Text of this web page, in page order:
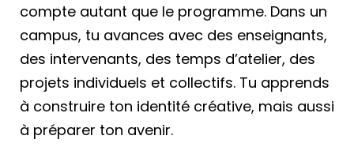
compte autant que le programme. Dans un
campus, tu avances avec des enseignants,
des intervenants, des temps d’atelier, des
projets individuels et collectifs. Tu apprends
à construire ton identité créative, mais aussi
à préparer ton avenir.